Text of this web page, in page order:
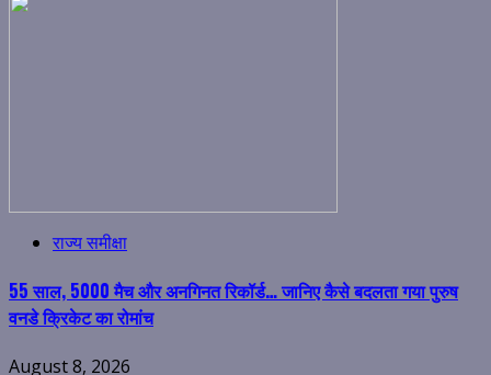
राज्य समीक्षा
55 साल, 5000 मैच और अनगिनत रिकॉर्ड… जानिए कैसे बदलता गया पुरुष
वनडे क्रिकेट का रोमांच
August 8, 2026